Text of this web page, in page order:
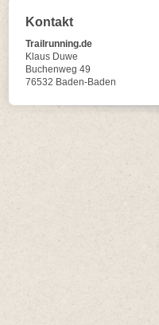
Kontakt
Trailrunning.de
Klaus Duwe
Buchenweg 49
76532 Baden-Baden